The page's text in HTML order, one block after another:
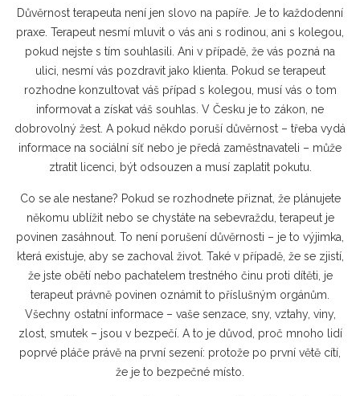
Důvěrnost terapeuta není jen slovo na papíře. Je to každodenní
praxe. Terapeut nesmí mluvit o vás ani s rodinou, ani s kolegou,
pokud nejste s tím souhlasili. Ani v případě, že vás pozná na
ulici, nesmí vás pozdravit jako klienta. Pokud se terapeut
rozhodne konzultovat váš případ s kolegou, musí vás o tom
informovat a získat váš souhlas. V Česku je to zákon, ne
dobrovolný žest. A pokud někdo poruší důvěrnost – třeba vydá
informace na sociální síť nebo je předá zaměstnavateli – může
ztratit licenci, být odsouzen a musí zaplatit pokutu.
Co se ale nestane? Pokud se rozhodnete přiznat, že plánujete
někomu ublížit nebo se chystáte na sebevraždu, terapeut je
povinen zasáhnout. To není porušení důvěrnosti – je to výjimka,
která existuje, aby se zachoval život. Také v případě, že se zjistí,
že jste obětí nebo pachatelem trestného činu proti dítěti, je
terapeut právně povinen oznámit to příslušným orgánům.
Všechny ostatní informace – vaše senzace, sny, vztahy, viny,
zlost, smutek – jsou v bezpečí. A to je důvod, proč mnoho lidí
poprvé pláče právě na první sezení: protože po první větě cítí,
že je to bezpečné místo.